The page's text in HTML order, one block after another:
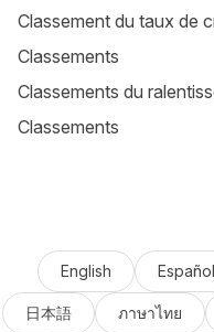
Classement du taux de
Classements
Classements du
Classements
English Español
日本語 ภาษาไทย